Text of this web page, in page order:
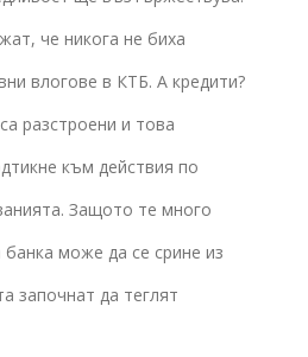
че никога не биха
влогове в КТБ. А кредити?
разстроени и това
към действия по
Защото те много
може да се срине из
започнат да теглят